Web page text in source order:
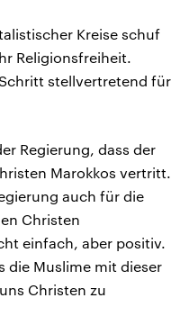
Kreise schuf
Religionsfreiheit.
stellvertretend für
Regierung, dass der
Marokkos vertritt.
auch für die
Christen
einfach, aber positiv.
die Muslime mit dieser
Christen zu